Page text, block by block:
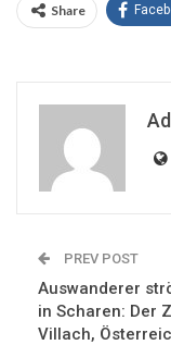
Share
PREV POST
Auswanderer
in Scharen: Der
Villach,